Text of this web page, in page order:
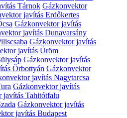
Tárnok Gázkonvektor
javítás Erdőkertes
Gázkonvektor javítás
javítás Dunavarsány
Gázkonvektor javítás
javítás Üröm
Gázkonvektor javítás
Őrbottyán Gázkonvektor
javítás Nagytarcsa
Gázkonvektor javítás
javítás Tahitótfalu
Gázkonvektor javítás
javítás Budapest